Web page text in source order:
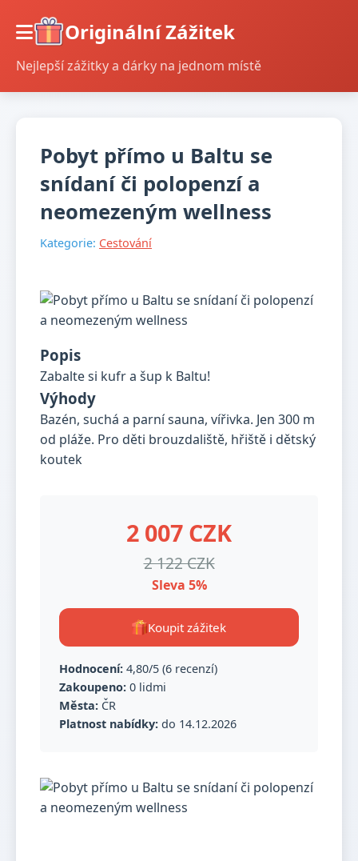
Originální Zážitek
Nejlepší zážitky a dárky na jednom místě
Pobyt přímo u Baltu se
snídaní či polopenzí a
neomezeným wellness
Kategorie: Cestování
Popis
Zabalte si kufr a šup k Baltu!
Výhody
Bazén, suchá a parní sauna, vířivka. Jen 300 m
od pláže. Pro děti brouzdaliště, hřiště i dětský
koutek
2 007 CZK
2 122 CZK
Sleva 5%
Koupit zážitek
Hodnocení: 4,80/5 (6 recenzí)
Zakoupeno: 0 lidmi
Města: ČR
Platnost nabídky: do 14.12.2026